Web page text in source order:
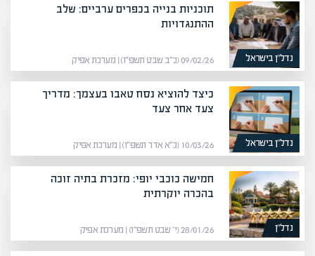
נדל”ן בישראל
תוכניות בנייה בכפרים ערביים: שלב
ההתנגדויות
09/02/26 (כ״ב שבט תשפ״ו) | מערכת אפיק
נדל”ן בישראל
כיצד להוציא נסח טאבו בעצמך: מדריך
צעד אחר צעד
10/03/26 (כ״א אדר תשפ״ו) | מערכת אפיק
נדל”ן
חמישה כוכבי יופי: מזכרת בתיה זוכה
בהכרה יוקרתית
28/01/26 (י׳ שבט תשפ״ו) | מערכת אפיק